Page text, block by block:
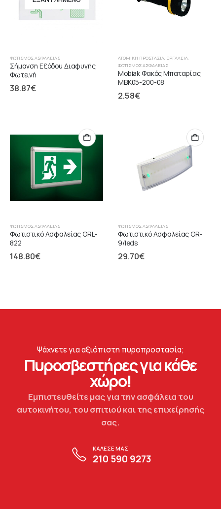
ΦΩΤΙΣΜΌΣ ΑΣΦΑΛΕΊΑΣ
Σήμανση Εξόδου Διαφυγής
Φωτεινή
38.87€
ΑΤΟΜΙΚΉ ΠΡΟΣΤΑΣΊΑ, ΕΡΓΑΛΕΊΑ,
ΦΩΤΙΣΜΌΣ ΑΣΦΑΛΕΊΑΣ
Mobiak Φακός Μπαταρίας
MBK05-200-08
2.58€
ΦΩΤΙΣΜΌΣ ΑΣΦΑΛΕΊΑΣ
Φωτιστικό Ασφαλείας GRL-
822
148.80€
ΦΩΤΙΣΜΌΣ ΑΣΦΑΛΕΊΑΣ
Φωτιστικό Ασφαλείας GR-
9/leds
29.70€
Ψάχνετε για αξιόπιστη πυροπροστασία;
Πυροσβεστήρες για κάθε
χώρο!
Εμπιστευθείτε μας για την ασφάλεια του
αυτοκινήτου, του σπιτιού και της επιχείρησής
σας.
ΚΑΛΕΣΕ ΜΑΣ
210 590 9273